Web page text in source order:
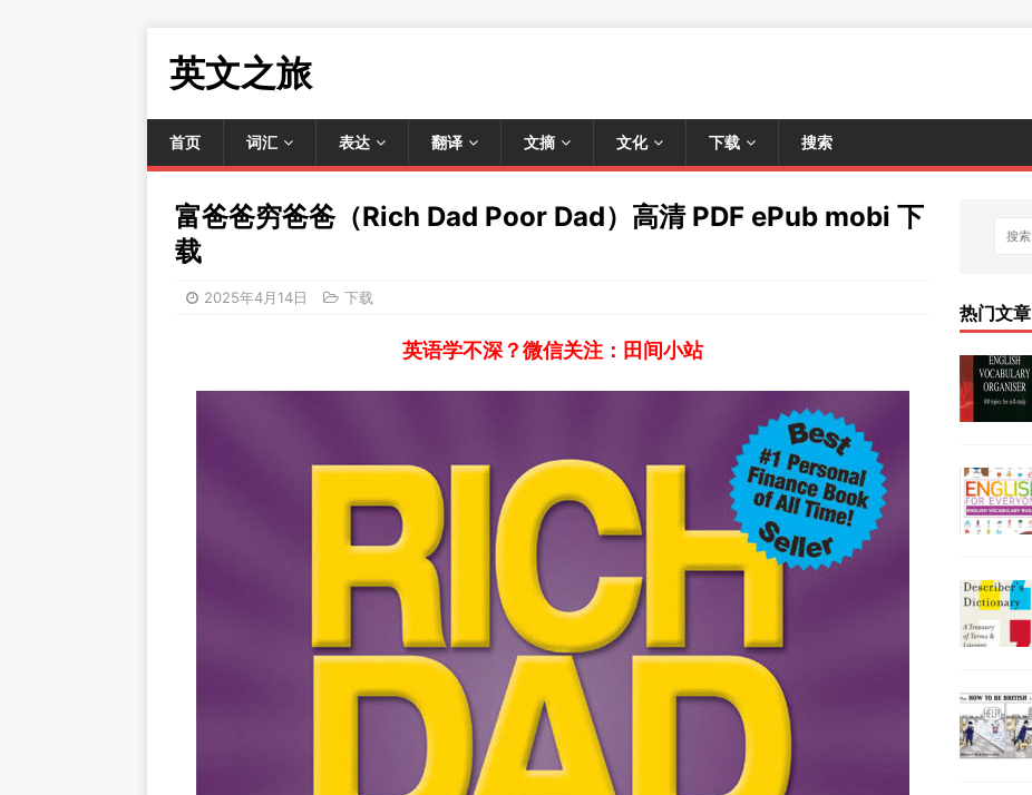
英文之旅
首页 词汇 表达 翻译 文摘 文化 下载 搜索
富爸爸穷爸爸（Rich Dad Poor Dad）高清 PDF ePub mobi 下
载
2025年4月14日 下载
英语学不深？微信关注：田间小站
热门文章